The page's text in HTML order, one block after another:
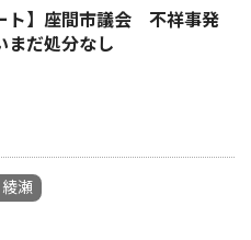
ト】座間市議会 不祥事発
まだ処分なし
瀬